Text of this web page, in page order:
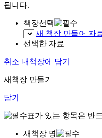
됩니다.
책장선택
새 책장 만들어 자
선택한 자료
취소 내책장에 담기
새책장 만들기
닫기
표가 있는 항목은 반
새책장 명